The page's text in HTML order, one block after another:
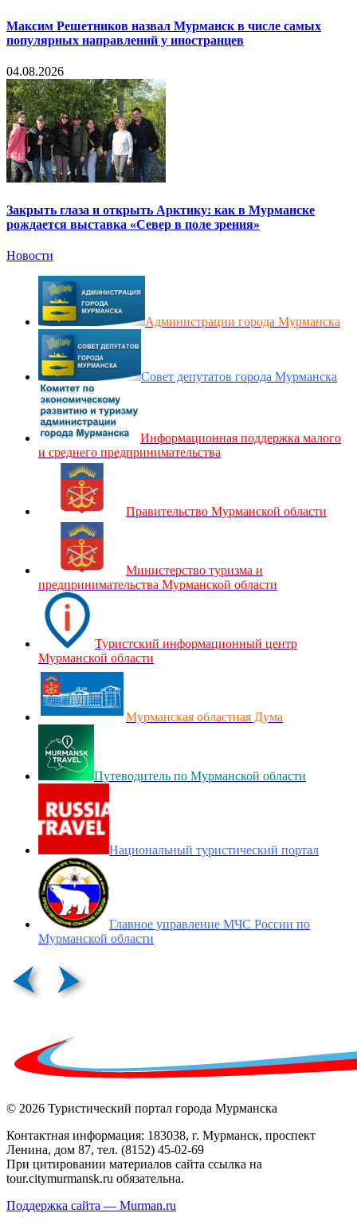
Максим Решетников назвал Мурманск в числе самых
популярных направлений у иностранцев
04.08.2026
Закрыть глаза и открыть Арктику: как в Мурманске
рождается выставка «Север в поле зрения»
Новости
Администрации города Мурманска
Совет депутатов города Мурманска
Информационная поддержка малого
и среднего предпринимательства
Правительство Мурманской области
Министерство туризма и
предпринимательства Мурманской области
Туристский информационный центр
Мурманской области
Мурманская областная Дума
Путеводитель по Мурманской области
Национальный туристический портал
Главное управление МЧС России по
Мурманской области
© 2026 Туристический портал города Мурманска
Контактная информация: 183038, г. Мурманск, проспект
Ленина, дом 87, тел. (8152) 45-02-69
При цитировании материалов сайта ссылка на
tour.citymurmansk.ru обязательна.
Поддержка сайта — Murman.ru